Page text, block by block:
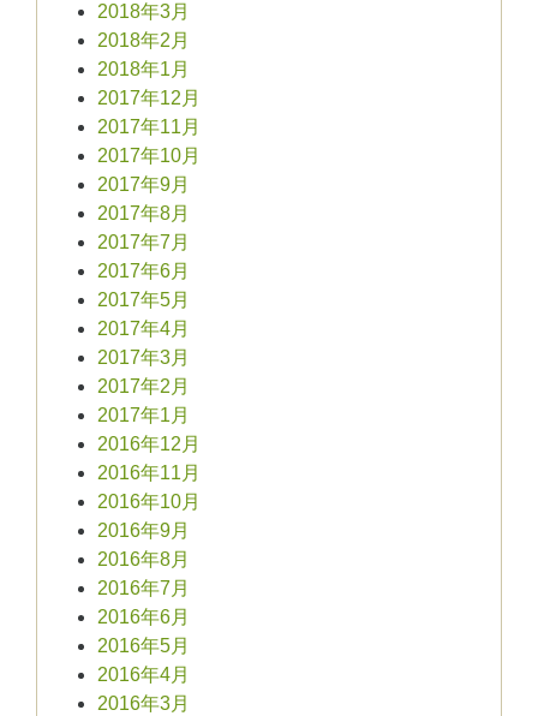
2018年3月
2018年2月
2018年1月
2017年12月
2017年11月
2017年10月
2017年9月
2017年8月
2017年7月
2017年6月
2017年5月
2017年4月
2017年3月
2017年2月
2017年1月
2016年12月
2016年11月
2016年10月
2016年9月
2016年8月
2016年7月
2016年6月
2016年5月
2016年4月
2016年3月